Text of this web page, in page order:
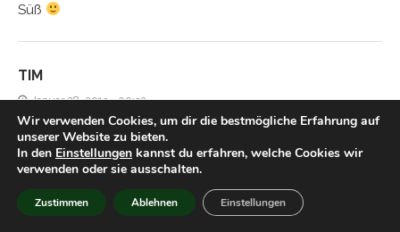
Süß
TIM
Januar 28, 2013 - 00:32
Hmm aber gegen ein gutes Licher kommt das doch nicht
an, oder?
HIACYNTA
Wir verwenden Cookies, um dir die bestmögliche Erfahrung auf
unserer Website zu bieten.
In den Einstellungen kannst du erfahren, welche Cookies wir
verwenden oder sie ausschalten.
Zustimmen Ablehnen Einstellungen